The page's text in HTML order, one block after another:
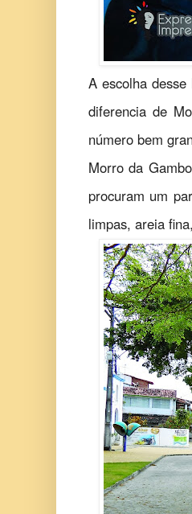
A escolha
diferencia de
número bem
Morro da
procuram um
limpas, areia